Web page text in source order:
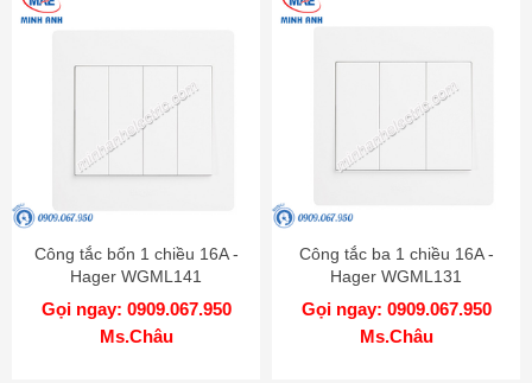
Công tắc bốn 1 chiều 16A -
Hager WGML141
Gọi ngay: 0909.067.950
Ms.Châu
Công tắc ba 1 chiều 16A -
Hager WGML131
Gọi ngay: 0909.067.950
Ms.Châu